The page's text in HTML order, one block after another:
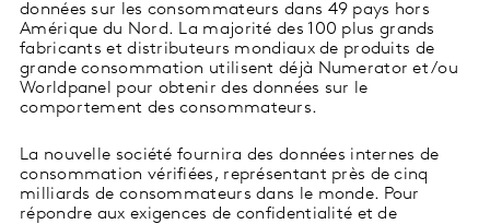
données sur les consommateurs dans 49 pays hors
Amérique du Nord. La majorité des 100 plus grands
fabricants et distributeurs mondiaux de produits de
grande consommation utilisent déjà Numerator et/ou
Worldpanel pour obtenir des données sur le
comportement des consommateurs.
La nouvelle société fournira des données internes de
consommation vérifiées, représentant près de cinq
milliards de consommateurs dans le monde. Pour
répondre aux exigences de confidentialité et de